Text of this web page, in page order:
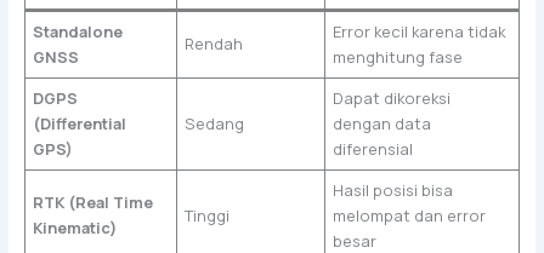
Standalone
GNSS
Rendah
Error kecil karena tidak
menghitung fase
DGPS
(Differential
GPS)
Sedang
Dapat dikoreksi
dengan data
diferensial
RTK (Real Time
Kinematic)
Tinggi
Hasil posisi bisa
melompat dan error
besar